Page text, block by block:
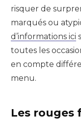
risquer de
marqués ou
d’informations ici
toutes les
en compte
menu.
Les rouges